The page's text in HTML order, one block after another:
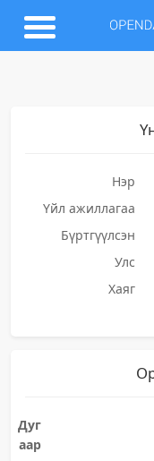
Нэр
Үйл ажиллагаа
Бүртгүүлсэн
Улс
Хаяг
Дуг
аар